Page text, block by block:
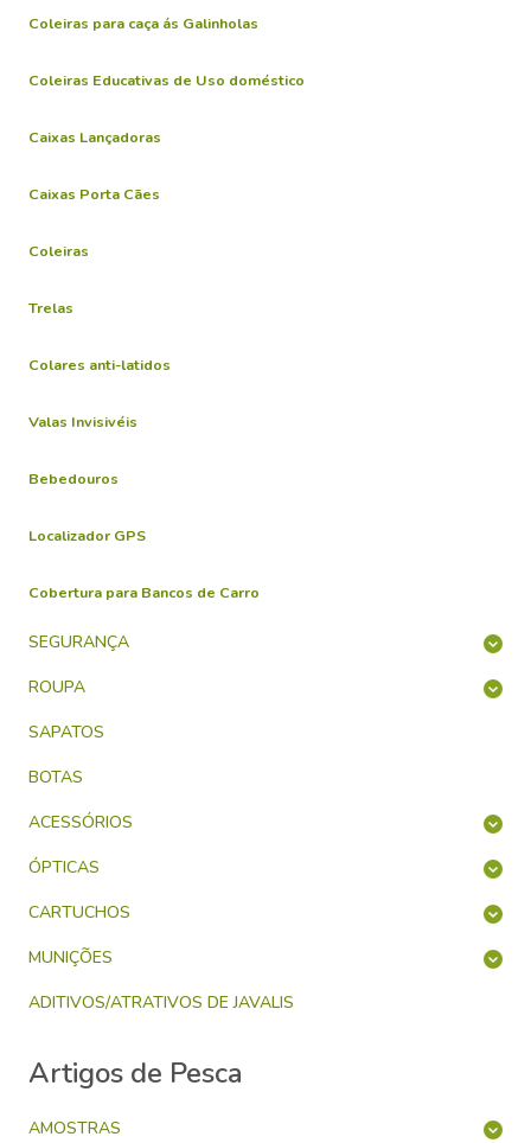
Coleiras para caça ás Galinholas
Coleiras Educativas de Uso doméstico
Caixas Lançadoras
Caixas Porta Cães
Coleiras
Trelas
Colares anti-latidos
Valas Invisivéis
Bebedouros
Localizador GPS
Cobertura para Bancos de Carro
SEGURANÇA
ROUPA
SAPATOS
BOTAS
ACESSÓRIOS
ÓPTICAS
CARTUCHOS
MUNIÇÕES
ADITIVOS/ATRATIVOS DE JAVALIS
Artigos de Pesca
AMOSTRAS